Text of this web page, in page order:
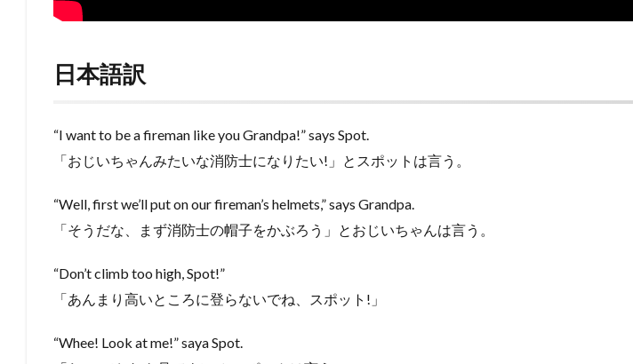
日本語訳
“I want to be a fireman like you Grandpa!” says Spot.
「おじいちゃんみたいな消防士になりたい!」とスポットは言う。
“Well, first we’ll put on our fireman’s helmets,” says Grandpa.
「そうだな、まず消防士の帽子をかぶろう」とおじいちゃんは言う。
“Don’t climb too high, Spot!”
「あんまり高いところに登らないでね、スポット!」
“Whee! Look at me!” saya Spot.